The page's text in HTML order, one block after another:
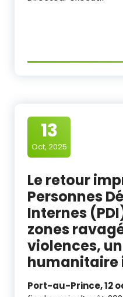
13
Oct, 2025
Le retour
Personnes
Internes
zones
violences,
humanitaire
Port-au-Prince, 12